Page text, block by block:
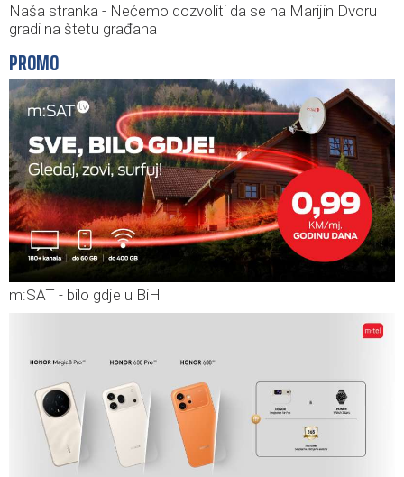
Naša stranka - Nećemo dozvoliti da se na Marijin Dvoru
gradi na štetu građana
PROMO
m:SAT - bilo gdje u BiH